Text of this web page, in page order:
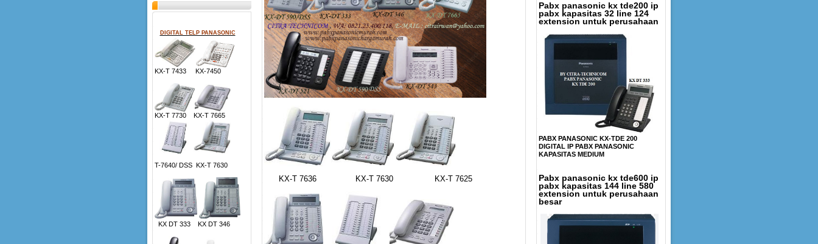
DIGITAL TELP PANASONIC
KX-T 7433 KX-7450
KX-T 7730 KX-T 7665
T-7640/ DSS KX-T 7630
KX DT 333 KX DT 346
KX-T 7636 KX-T 7630 KX-T 7625
Pabx panasonic kx tde200 ip
pabx kapasitas 32 line 124
extension untuk perusahaan
PABX PANASONIC KX-TDE 200
DIGITAL IP PABX PANASONIC
KAPASITAS MEDIUM
Pabx panasonic kx tde600 ip
pabx kapasitas 144 line 580
extension untuk perusahaan
besar